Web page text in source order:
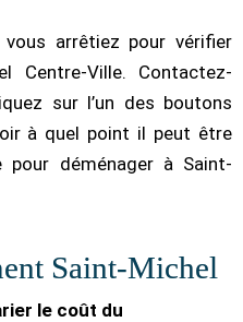
arrêtiez pour vérifier
Centre-Ville. Contactez-
sur l’un des boutons
à quel point il peut être
pour déménager à Saint-
Saint-Michel
le coût du